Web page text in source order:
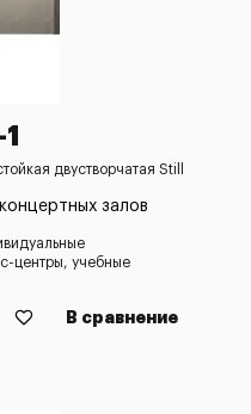
двустворчатая Still
залов
центры, учебные
В сравнение